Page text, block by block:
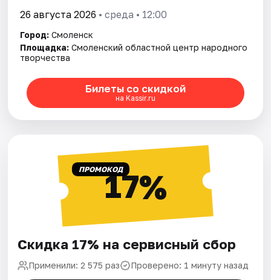
26 августа 2026 • среда • 12:00
Город: Смоленск
Площадка: Смоленский областной центр народного
творчества
Билеты со скидкой
на Kassir.ru
ПРОМОКОД17%
Скидка 17% на сервисный сбор
Применили: 2 575 раз Проверено: 1 минуту назад